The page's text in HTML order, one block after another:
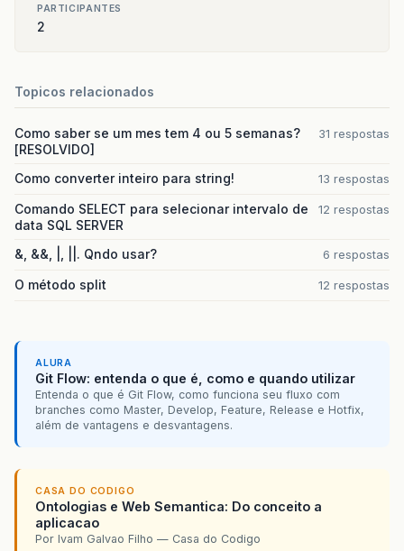
PARTICIPANTES
2
Topicos relacionados
Como saber se um mes tem 4 ou 5 semanas?
[RESOLVIDO]
31 respostas
Como converter inteiro para string! 13 respostas
Comando SELECT para selecionar intervalo de
data SQL SERVER
12 respostas
&, &&, |, ||. Qndo usar? 6 respostas
O método split 12 respostas
ALURA
Git Flow: entenda o que é, como e quando utilizar
Entenda o que é Git Flow, como funciona seu fluxo com
branches como Master, Develop, Feature, Release e Hotfix,
além de vantagens e desvantagens.
CASA DO CODIGO
Ontologias e Web Semantica: Do conceito a
aplicacao
Por Ivam Galvao Filho — Casa do Codigo